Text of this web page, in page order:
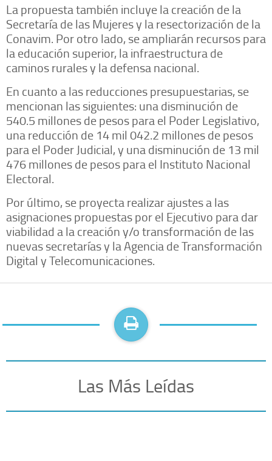
La propuesta también incluye la creación de la
Secretaría de las Mujeres y la resectorización de la
Conavim. Por otro lado, se ampliarán recursos para
la educación superior, la infraestructura de
caminos rurales y la defensa nacional.
En cuanto a las reducciones presupuestarias, se
mencionan las siguientes: una disminución de
540.5 millones de pesos para el Poder Legislativo,
una reducción de 14 mil 042.2 millones de pesos
para el Poder Judicial, y una disminución de 13 mil
476 millones de pesos para el Instituto Nacional
Electoral.
Por último, se proyecta realizar ajustes a las
asignaciones propuestas por el Ejecutivo para dar
viabilidad a la creación y/o transformación de las
nuevas secretarías y la Agencia de Transformación
Digital y Telecomunicaciones.
Las Más Leídas